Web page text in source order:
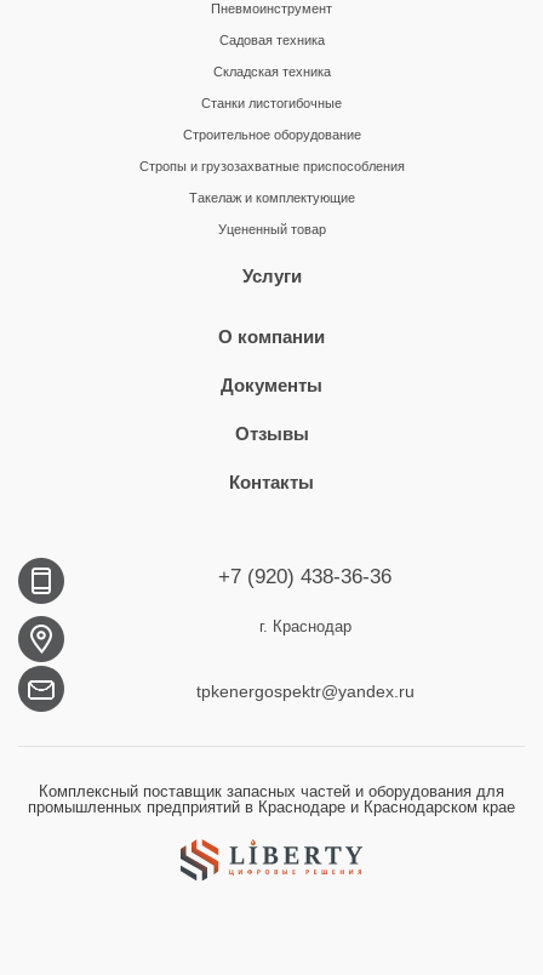
Пневмоинструмент
Садовая техника
Складская техника
Станки листогибочные
Строительное оборудование
Стропы и грузозахватные приспособления
Такелаж и комплектующие
Уцененный товар
Услуги
О компании
Документы
Отзывы
Контакты
+7 (920) 438-36-36
г. Краснодар
tpkenergospektr@yandex.ru
Комплексный поставщик запасных частей и оборудования для
промышленных предприятий в Краснодаре и Краснодарском крае